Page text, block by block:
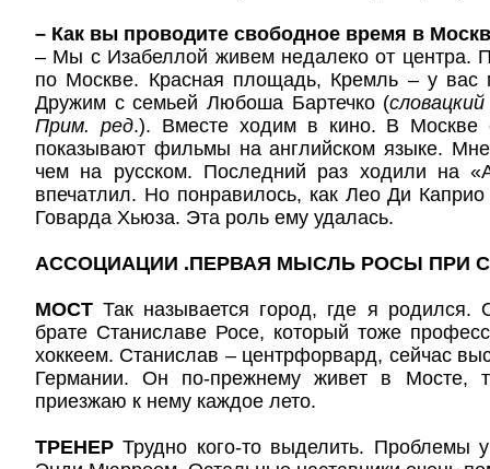
– Как вы проводите свободное время в
– Мы с Изабеллой живем недалеко от центра.
по Москве. Красная площадь, Кремль – у вас
Дружим с семьей Любоша Бартечко (
Прим. ред.). Вместе ходим в кино. В Москве
показывают фильмы на английском языке.
чем на русском. Последний раз ходили на
впечатлил. Но понравилось, как Лео Ди
Говарда Хьюза. Эта роль ему удалась.
АССОЦИАЦИИ .ПЕРВАЯ МЫСЛЬ РОСЫ ПРИ
МОСТТак называется город, где я
брате Станиславе Росе, который тоже
хоккеем. Станислав – центрфорвард, сейчас
Германии. Он по-прежнему живет в Мосте,
приезжаю к нему каждое лето.
ТРЕНЕРТрудно кого-то выделить. Проблемы